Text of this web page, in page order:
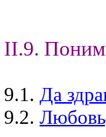
II.9.
9.1. Да
9.2.